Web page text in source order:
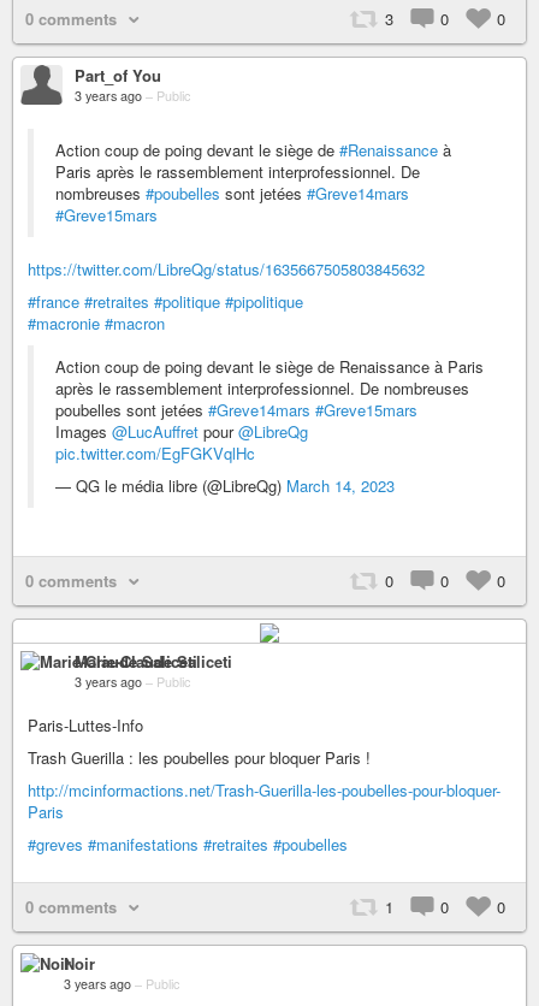
0 comments 3 0 0
Part_of You
3 years ago – Public
Action coup de poing devant le siège de #Renaissance à
Paris après le rassemblement interprofessionnel. De
nombreuses #poubelles sont jetées #Greve14mars
#Greve15mars
https://twitter.com/LibreQg/status/1635667505803845632
#france #retraites #politique #pipolitique
#macronie #macron
Action coup de poing devant le siège de Renaissance à Paris
après le rassemblement interprofessionnel. De nombreuses
poubelles sont jetées #Greve14mars #Greve15mars
Images @LucAuffret pour@LibreQg
pic.twitter.com/EgFGKVqlHc
— QG le média libre (@LibreQg) March 14, 2023
0 comments 0 0 0
Marie-Claude Saliceti
3 years ago – Public
Paris-Luttes-Info
Trash Guerilla : les poubelles pour bloquer Paris !
http://mcinformactions.net/Trash-Guerilla-les-poubelles-pour-bloquer-
Paris
#greves #manifestations #retraites #poubelles
0 comments 1 0 0
Noir
3 years ago – Public